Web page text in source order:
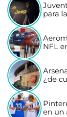
para
NFL
¿de
en un